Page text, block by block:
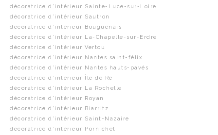
décoratrice d’intérieur Sainte-Luce-sur-Loire
décoratrice d’intérieur Sautron
décoratrice d’intérieur Bouguenais
décoratrice d’intérieur La-Chapelle-sur-Erdre
décoratrice d’intérieur Vertou
décoratrice d’intérieur Nantes saint-félix
décoratrice d’intérieur Nantes hauts-pavés
décoratrice d’intérieur Île de Ré
décoratrice d’intérieur La Rochelle
décoratrice d’intérieur Royan
décoratrice d’intérieur Biarritz
décoratrice d’intérieur Saint-Nazaire
décoratrice d’intérieur Pornichet